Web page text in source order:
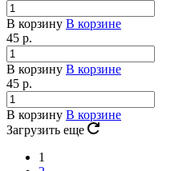
В корзину В корзине
45 р.
В корзину В корзине
45 р.
В корзину В корзине
Загрузить еще
1